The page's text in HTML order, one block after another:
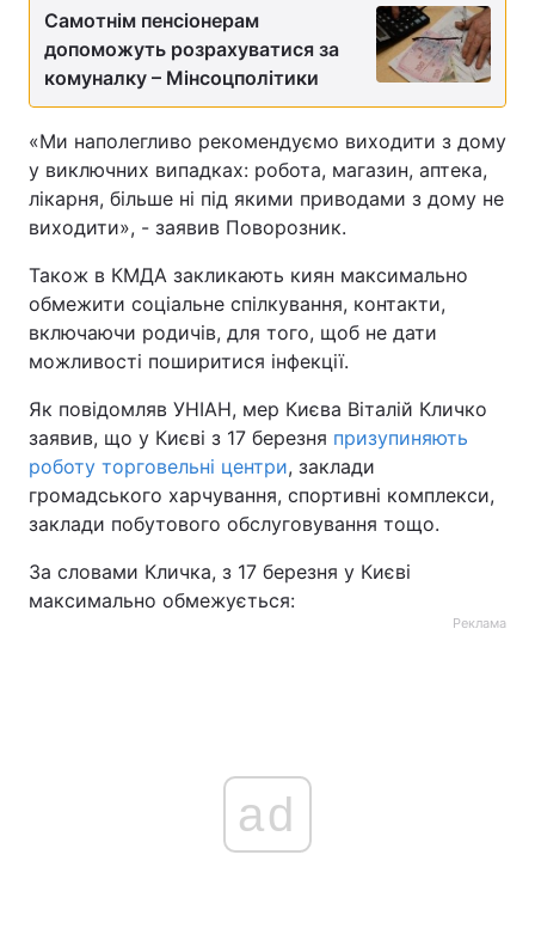
Самотнім пенсіонерам
допоможуть розрахуватися за
комуналку – Мінсоцполітики
«Ми наполегливо рекомендуємо виходити з дому
у виключних випадках: робота, магазин, аптека,
лікарня, більше ні під якими приводами з дому не
виходити», - заявив Поворозник.
Також в КМДА закликають киян максимально
обмежити соціальне спілкування, контакти,
включаючи родичів, для того, щоб не дати
можливості поширитися інфекції.
Як повідомляв УНІАН, мер Києва Віталій Кличко
заявив, що у Києві з 17 березня призупиняють
роботу торговельні центри, заклади
громадського харчування, спортивні комплекси,
заклади побутового обслуговування тощо.
За словами Кличка, з 17 березня у Києві
максимально обмежується:
Реклама
ad